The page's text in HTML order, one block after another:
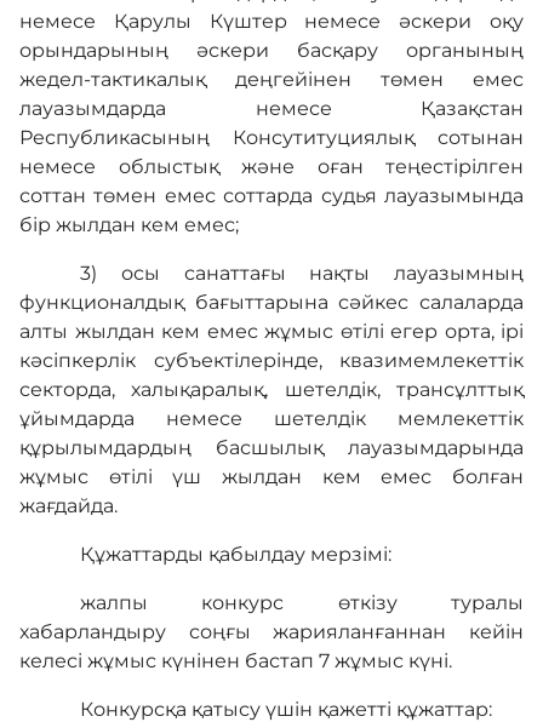
немесе Қарулы Күштер немесе әскери оқу
орындарының әскери басқару органының
жедел-тактикалық деңгейінен төмен емес
лауазымдарда немесе Қазақстан
Республикасының Консутитуциялық сотынан
немесе облыстық және оған теңестірілген
соттан төмен емес соттарда судья лауазымында
бір жылдан кем емес;
3) осы санаттағы нақты лауазымның
функционалдық бағыттарына сәйкес салаларда
алты жылдан кем емес жұмыс өтілі егер орта, ірі
кәсіпкерлік субъектілерінде, квазимемлекеттік
секторда, халықаралық, шетелдік, трансұлттық
ұйымдарда немесе шетелдік мемлекеттік
құрылымдардың басшылық лауазымдарында
жұмыс өтілі үш жылдан кем емес болған
жағдайда.
Құжаттарды қабылдау мерзімі:
жалпы конкурс өткізу туралы
хабарландыру соңғы жарияланғаннан кейін
келесі жұмыс күнінен бастап 7 жұмыс күні.
Конкурсқа қатысу үшін қажетті құжаттар: